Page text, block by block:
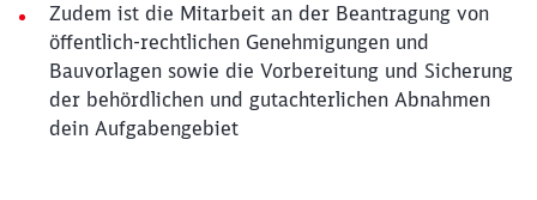
Zudem ist die Mitarbeit an der Beantragung von
öffentlich-rechtlichen Genehmigungen und
Bauvorlagen sowie die Vorbereitung und Sicherung
der behördlichen und gutachterlichen Abnahmen
dein Aufgabengebiet